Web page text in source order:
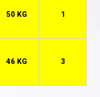
50 KG 1
46 KG 3